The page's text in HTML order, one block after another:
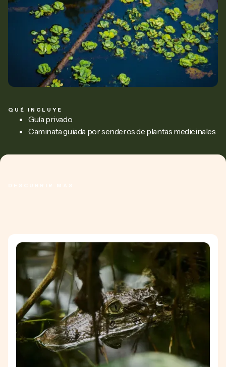
QUÉ INCLUYE
Guía privado
Caminata guiada por senderos de plantas medicinales